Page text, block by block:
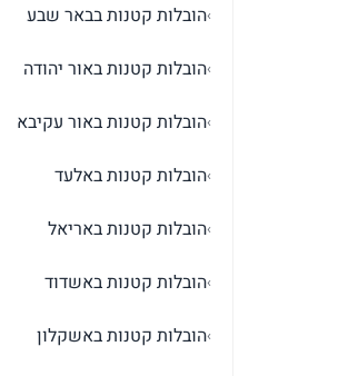
›הובלות קטנות בבאר שבע
›הובלות קטנות באור יהודה
›הובלות קטנות באור עקיבא
›הובלות קטנות באלעד
›הובלות קטנות באריאל
›הובלות קטנות באשדוד
›הובלות קטנות באשקלון